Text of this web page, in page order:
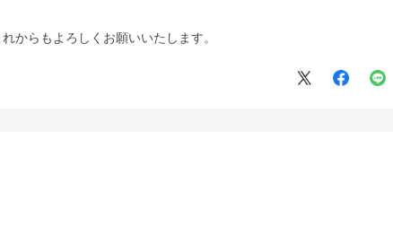
からもよろしくお願いいたします。